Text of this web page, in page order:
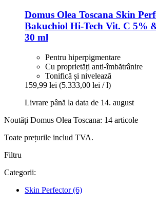
Domus Olea Toscana Skin
Bakuchiol Hi-​Tech Vit. C 5%
30 ml
Pentru hiperpigmentare
Cu proprietăți anti-îmbătrânire
Tonifică și nivelează
159,99 lei (5.333,00 lei / l)
Livrare până la data de 14. august
Noutăți Domus Olea Toscana: 14 articole
Toate prețurile includ TVA.
Filtru
Categorii:
Skin Perfector(6)